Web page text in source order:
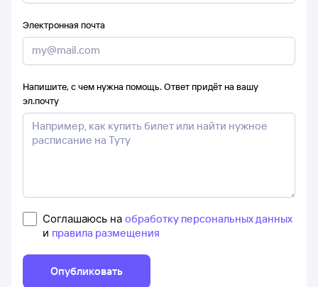
Электронная почта
Напишите, с чем нужна помощь. Ответ придёт на вашу
эл.почту
Соглашаюсь на обработку персональных данных
и правила размещения
Опубликовать